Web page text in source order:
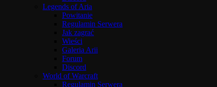
Legends of Aria
Powitanie
Regulamin Serwera
Jak zagrać
Wieści
Galeria Arii
Forum
Discord
World of Warcraft
Regulamin Serwera